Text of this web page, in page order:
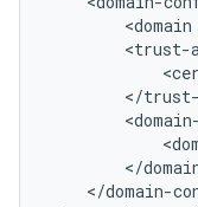
<domain
</domain-